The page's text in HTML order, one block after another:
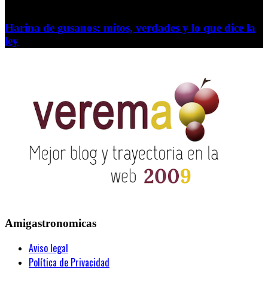
Harina de gusanos: mitos, verdades y lo que dice la
ley
Amigastronomicas
Aviso legal
Política de Privacidad